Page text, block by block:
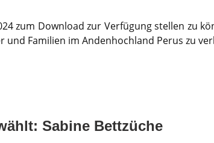
zum Download zur Verfügung stellen zu
Familien im Andenhochland Perus zu
Sabine Bettzüche